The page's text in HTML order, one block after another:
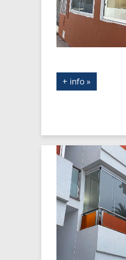
+ info »